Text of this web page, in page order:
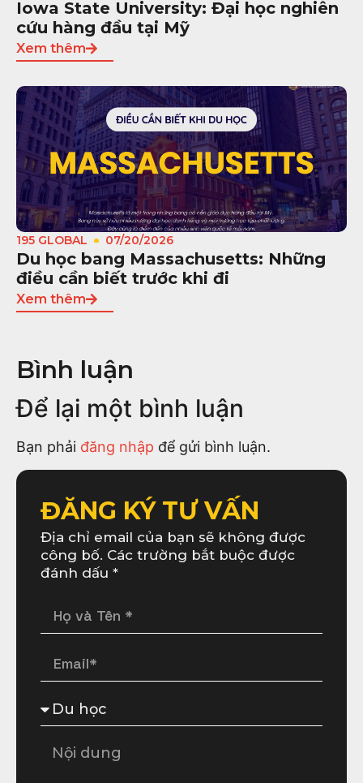
Iowa State University: Đại học nghiên
cứu hàng đầu tại Mỹ
Xem thêm
195 GLOBAL 07/20/2026
Du học bang Massachusetts: Những
điều cần biết trước khi đi
Xem thêm
Bình luận
Để lại một bình luận
Bạn phải đăng nhập để gửi bình luận.
ĐĂNG KÝ TƯ VẤN
Địa chỉ email của bạn sẽ không được
công bố. Các trường bắt buộc được
đánh dấu *